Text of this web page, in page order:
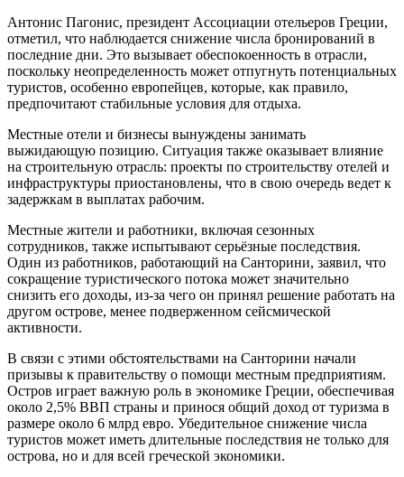
Антонис Пагонис, президент Ассоциации отельеров Греции,
отметил, что наблюдается снижение числа бронирований в
последние дни. Это вызывает обеспокоенность в отрасли,
поскольку неопределенность может отпугнуть потенциальных
туристов, особенно европейцев, которые, как правило,
предпочитают стабильные условия для отдыха.
Местные отели и бизнесы вынуждены занимать
выжидающую позицию. Ситуация также оказывает влияние
на строительную отрасль: проекты по строительству отелей и
инфраструктуры приостановлены, что в свою очередь ведет к
задержкам в выплатах рабочим.
Местные жители и работники, включая сезонных
сотрудников, также испытывают серьёзные последствия.
Один из работников, работающий на Санторини, заявил, что
сокращение туристического потока может значительно
снизить его доходы, из-за чего он принял решение работать на
другом острове, менее подверженном сейсмической
активности.
В связи с этими обстоятельствами на Санторини начали
призывы к правительству о помощи местным предприятиям.
Остров играет важную роль в экономике Греции, обеспечивая
около 2,5% ВВП страны и принося общий доход от туризма в
размере около 6 млрд евро. Убедительное снижение числа
туристов может иметь длительные последствия не только для
острова, но и для всей греческой экономики.